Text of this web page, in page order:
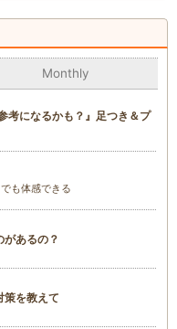
Monthly
考になるかも？』足つき＆プ
も体感できる
があるの？
策を教えて